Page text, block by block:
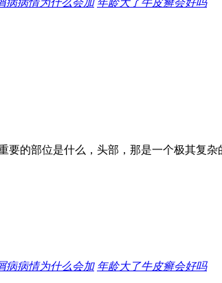
病病情为什么会加 年龄大了牛皮癣会好吗
的部位是什么，头部，那是一个极其复
病病情为什么会加 年龄大了牛皮癣会好吗